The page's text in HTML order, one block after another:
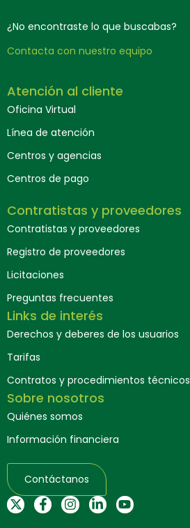
¿No encontraste lo que buscabas?
Contacta con nuestro equipo
Atención al cliente
Oficina Virtual
Línea de atención
Centros y agencias
Centros de pago
Contratistas y proveedores
Contratistas y proveedores
Registro de proveedores
Licitaciones
Preguntas frecuentes
Links de interés
Derechos y deberes de los usuarios
Tarifas
Contratos y procedimientos técnicos
Sobre nosotros
Quiénes somos
Información financiera
Contáctanos